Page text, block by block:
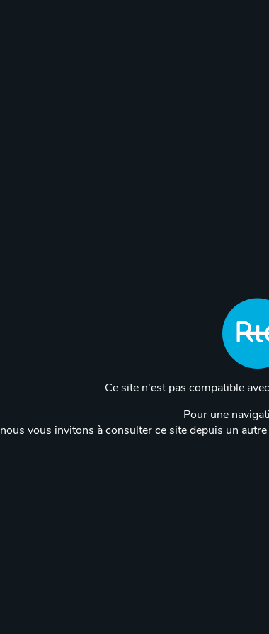
Ce site n'est pas compatible
Pour une
nous vous invitons à consulter ce site depuis un